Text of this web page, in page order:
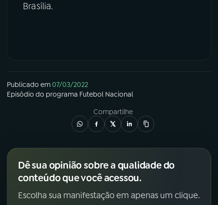
Brasília.
Publicado em07/03/2022
Episódio do programa Futebol Nacional
Compartilhe
Dê sua opinião sobre a qualidade do
conteúdo que você acessou.
Escolha sua manifestação em apenas um clique.